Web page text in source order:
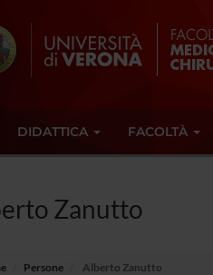
DIDATTICA FACOLTÀ
Zanutto
Persone Alberto Zanutto